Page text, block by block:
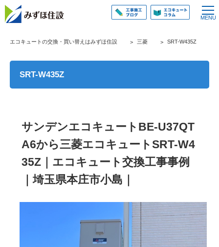
エコキュートの交換・買い替えはみずほ住設 三菱 SRT-W435Z
SRT-W435Z
サンデンエコキュートBE-U37QT
A6から三菱エコキュートSRT-W4
35Z｜エコキュート交換工事事例
｜埼玉県本庄市小島｜